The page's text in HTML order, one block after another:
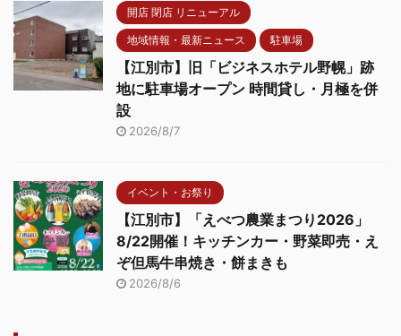
開店 閉店 リニューアル
地域情報・最新ニュース 駐車場
【江別市】旧「ビジネスホテル野幌」跡
地に駐車場オープン 時間貸し・月極を併
設
2026/8/7
イベント・お祭り
【江別市】「えべつ農業まつり2026」
8/22開催！キッチンカー・野菜即売・え
ぞ但馬牛串焼き・餅まきも
2026/8/6